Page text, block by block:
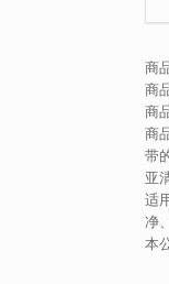
商
商
商
商
带
亚
适
净
本